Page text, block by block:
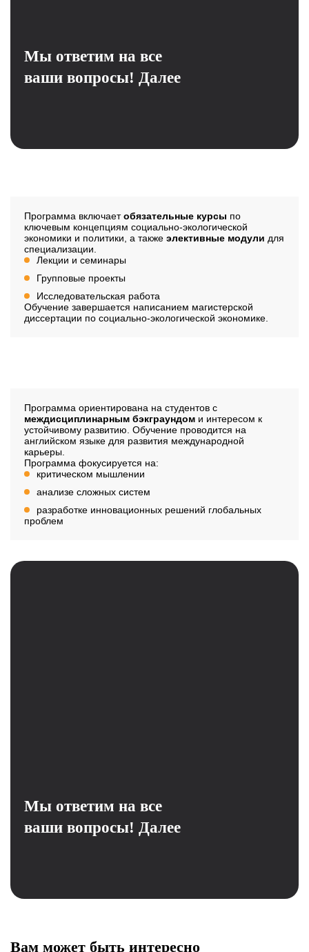
Мы ответим на все
ваши вопросы! Далее
Программа включаетобязательные курсы по
ключевым концепциям социально-экологической
экономики и политики, а также элективные модули для
специализации.
Лекции и семинары
Групповые проекты
Исследовательская работа
Обучение завершается написанием магистерской
диссертации по социально-экологической экономике.
Программа ориентирована на студентов с
междисциплинарным бэкграундом и интересом к
устойчивому развитию. Обучение проводится на
английском языке для развития международной
карьеры.
Программа фокусируется на:
критическом мышлении
анализе сложных систем
разработке инновационных решений глобальных
проблем
Мы ответим на все
ваши вопросы! Далее
Вам может быть интересно